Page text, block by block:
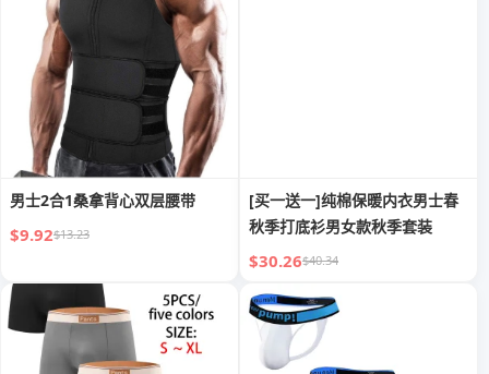
男士2合1桑拿背心双层腰带
$9.92$13.23
[买一送一]纯棉保暖内衣男士春
秋季打底衫男女款秋季套装
$30.26$40.34